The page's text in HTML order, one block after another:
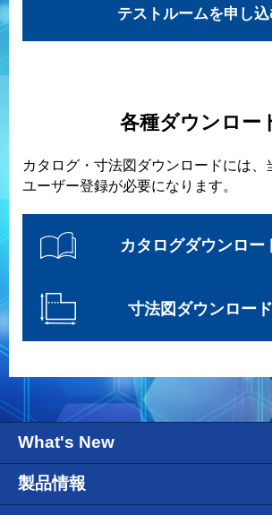
テストルームを申し込
各種ダウンロー
カタログ・寸法図ダウンロードには、
ユーザー登録が必要になります。
カタログダウンロー
寸法図ダウンロード
What's New
製品情報